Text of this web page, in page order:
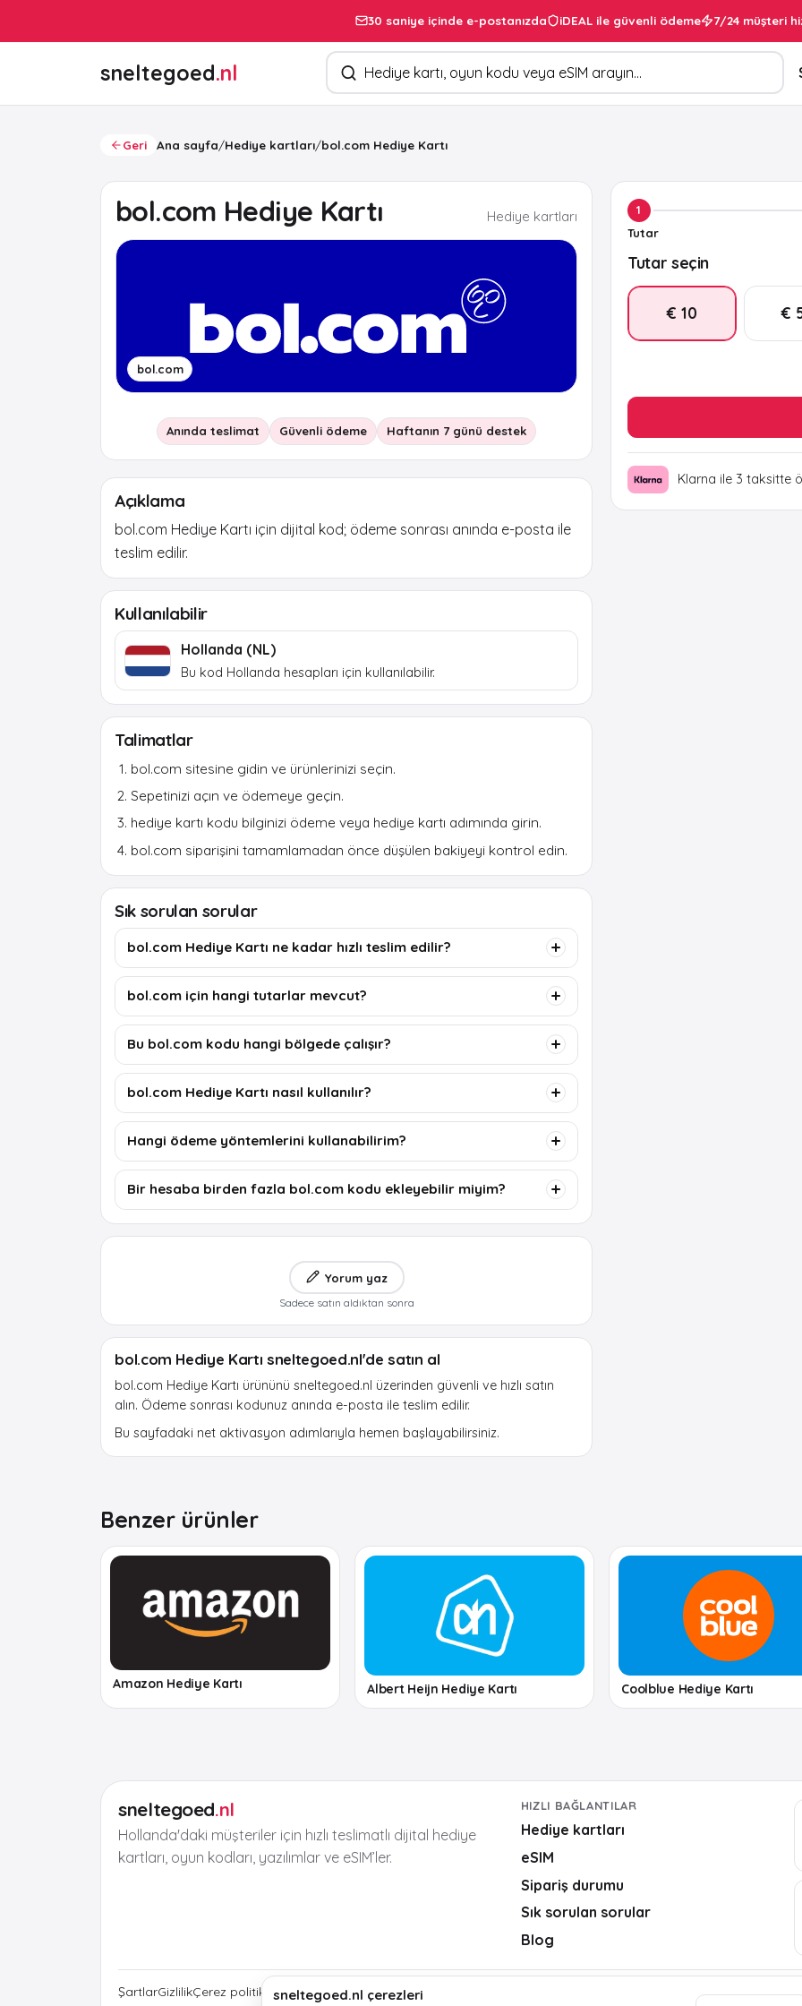
30 saniye içinde e-postanızda iDEAL ile güvenli ödeme 7/24 müşteri
sneltegoed.nl Ürün arayın
Geri Ana sayfa/Hediye kartları/bol.com Hediye Kartı
bol.com Hediye Kartı Hediye kartları
bol.com
Anında teslimat Güvenli ödeme Haftanın 7 günü destek
1
Tutar
Tutar seçin
€ 10 €
Klarna ile 3 taksitte
Açıklama
bol.com Hediye Kartı için dijital kod; ödeme sonrası anında e-posta ile
teslim edilir.
Kullanılabilir
Hollanda (NL)
Bu kod Hollanda hesapları için kullanılabilir.
Talimatlar
bol.com sitesine gidin ve ürünlerinizi seçin.
Sepetinizi açın ve ödemeye geçin.
hediye kartı kodu bilginizi ödeme veya hediye kartı adımında girin.
bol.com siparişini tamamlamadan önce düşülen bakiyeyi kontrol edin.
Sık sorulan sorular
bol.com Hediye Kartı ne kadar hızlı teslim edilir?
bol.com için hangi tutarlar mevcut?
Bu bol.com kodu hangi bölgede çalışır?
bol.com Hediye Kartı nasıl kullanılır?
Hangi ödeme yöntemlerini kullanabilirim?
Bir hesaba birden fazla bol.com kodu ekleyebilir miyim?
Yorum yaz
Sadece satın aldıktan sonra
bol.com Hediye Kartı sneltegoed.nl'de satın al
bol.com Hediye Kartı ürününü sneltegoed.nl üzerinden güvenli ve hızlı satın
alın. Ödeme sonrası kodunuz anında e-posta ile teslim edilir.
Bu sayfadaki net aktivasyon adımlarıyla hemen başlayabilirsiniz.
Benzer ürünler
Amazon Hediye Kartı Albert Heijn Hediye Kartı Coolblue Hediye Kartı
sneltegoed.nl
Hollanda'daki müşteriler için hızlı teslimatlı dijital hediye
kartları, oyun kodları, yazılımlar ve eSIM’ler.
HIZLI BAĞLANTILAR
Hediye kartları
eSIM
Sipariş durumu
Sık sorulan sorular
Blog
ŞartlarGizlilikÇerez politikasıYasal bilgiler
sneltegoed.nl çerezleri